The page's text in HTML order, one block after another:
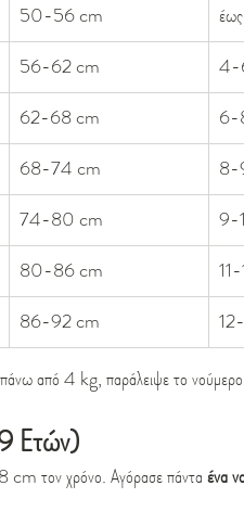
50-56 cm
56-62 cm
4-
62-68 cm
6-
68-74 cm
8-
74-80 cm
9-
80-86 cm
86-92 cm
από 4 kg, παράλειψε το
Ετών)
cm τον χρόνο. Αγόρασε πάντα ένα